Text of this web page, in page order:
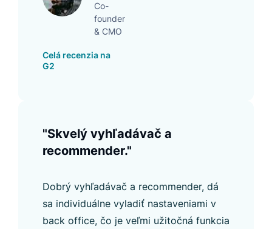
Co-
founder
& CMO
Celá recenzia na
G2
"Skvelý vyhľadávač a
recommender."
Dobrý vyhľadávač a recommender, dá
sa individuálne vyladiť nastaveniami v
back office, čo je veľmi užitočná funkcia